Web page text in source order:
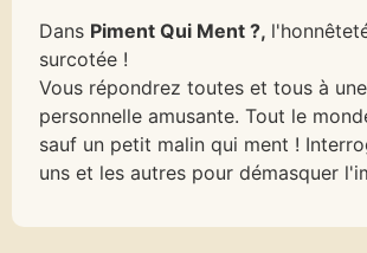
Dans Piment Qui Ment ?,
surcotée !
Vous répondrez toutes et tous à
personnelle amusante. Tout le
sauf un petit malin qui ment !
uns et les autres pour démasquer